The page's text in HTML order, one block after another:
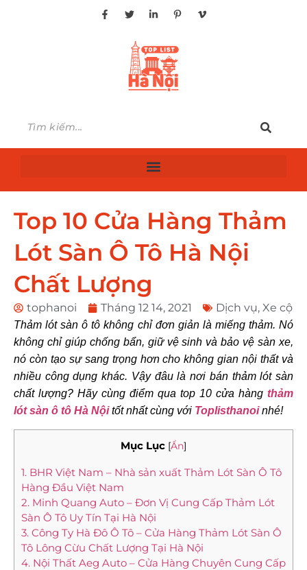
Top 10 Cửa Hàng Thảm
Lót Sàn Ô Tô Hà Nội
Chất Lượng
tophanoi Tháng 12 14, 2021 Dịch vụ, Xe cộ
Thảm lót sàn ô tô không chỉ đơn giản là miếng thảm. Nó
không chỉ giúp chống bẩn, giữ vệ sinh và bảo vệ sàn xe,
nó còn tạo sự sang trọng hơn cho không gian nội thất và
nhiều công dụng khác. Vậy đâu là nơi bán thảm lót sàn
chất lượng? Hãy cùng điểm qua top 10 cửa hàng thảm
lót sàn ô tô Hà Nộitốt nhất cùng với Toplisthanoinhé!
Mục Lục [Ẩn]
1. BHR Việt Nam – Nhà sản xuất Thảm Lót Sàn Ô Tô
Hàng Đầu Việt Nam
2. Minh Quang Auto – Đơn Vị Cung Cấp Thảm Lót
Sàn Ô Tô Uy Tín Tại Hà Nội
3. Công Ty Hà Đô Ô Tô – Cửa Hàng Thảm Lót Sàn Ô
Tô Lông Cừu Chất Lượng Tại Hà Nội
4. Nội Thất Aeg Auto – Cửa Hàng Chuyên Cung Cấp